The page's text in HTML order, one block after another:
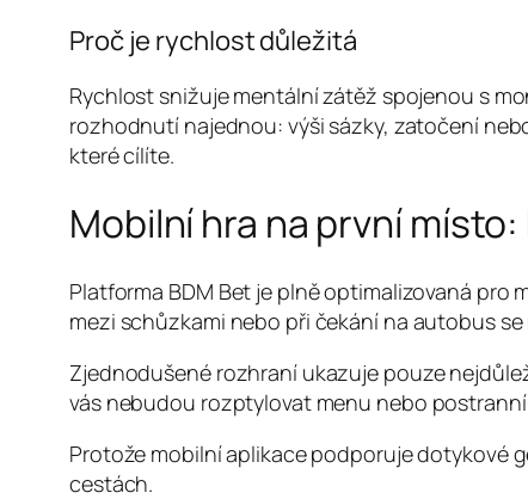
Proč je rychlost důležitá
Rychlost snižuje mentální zátěž spojenou s
rozhodnutí najednou: výši sázky, zatočení
které cílíte.
Mobilní hra na první
Platforma BDM Bet je plně optimalizovaná
mezi schůzkami nebo při čekání na autobus
Zjednodušené rozhraní ukazuje pouze
vás nebudou rozptylovat menu nebo postranní
Protože mobilní aplikace podporuje dotykové
cestách.